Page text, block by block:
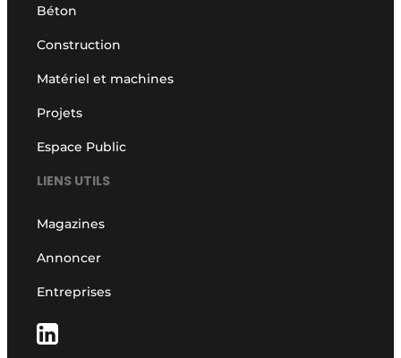
Béton
Construction
Matériel et machines
Projets
Espace Public
LIENS UTILS
Magazines
Annoncer
Entreprises